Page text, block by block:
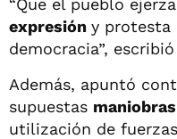
expresión y protesta
democracia”,
Además, apuntó
supuestas
utilización de